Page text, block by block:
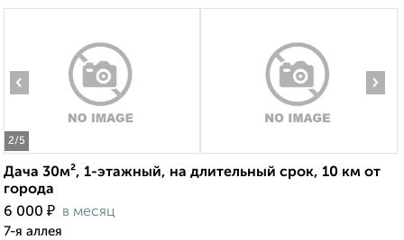
2/5
‹ ›
Дача 30м², 1-этажный, на длительный срок, 10 км от
города
6 000 ₽ в месяц
7-я аллея